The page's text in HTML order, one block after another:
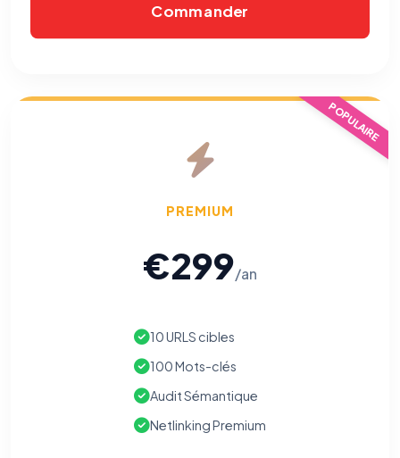
Commander
POPULAIRE
PREMIUM
€299/an
10 URLS cibles
100 Mots-clés
Audit Sémantique
Netlinking Premium